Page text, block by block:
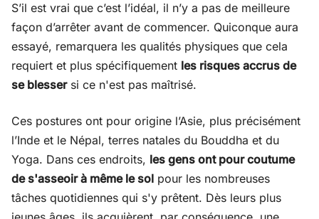
S’il est vrai que c’est l’idéal, il n’y a pas de meilleure
façon d’arrêter avant de commencer. Quiconque aura
essayé, remarquera les qualités physiques que cela
requiert et plus spécifiquement les risques accrus de
se blessersi ce n'est pas maîtrisé.
Ces postures ont pour origine l’Asie, plus précisément
l’Inde et le Népal, terres natales du Bouddha et du
Yoga. Dans ces endroits, les gens ont pour coutume
de s'asseoir à même le sol pour les nombreuses
tâches quotidiennes qui s'y prêtent. Dès leurs plus